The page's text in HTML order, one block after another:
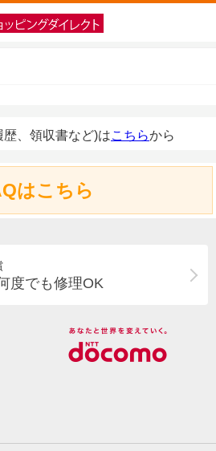
、領収書など)はこちらから
はこちら
度でも修理OK